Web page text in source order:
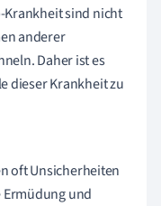
Krankheit sind nicht
anderer
Daher ist es
dieser Krankheit zu
oft Unsicherheiten
Ermüdung und